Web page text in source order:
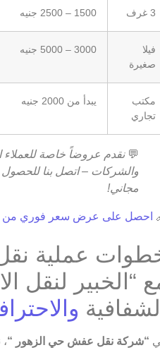
3 غرف 1500 – 2500 جنيه
فيلا
صغيرة
3000 – 5000 جنيه
مكتب
تجاري
يبدأ من 2000 جنيه
💬نقدم عروضاً خاصة للعملاء
والشركات – اتصل بنا
مجاني!
احصل على عرض سعر فوري من
عملية نقل
“الخبير لنقل
“شركة نقل عفش حي الزهور “